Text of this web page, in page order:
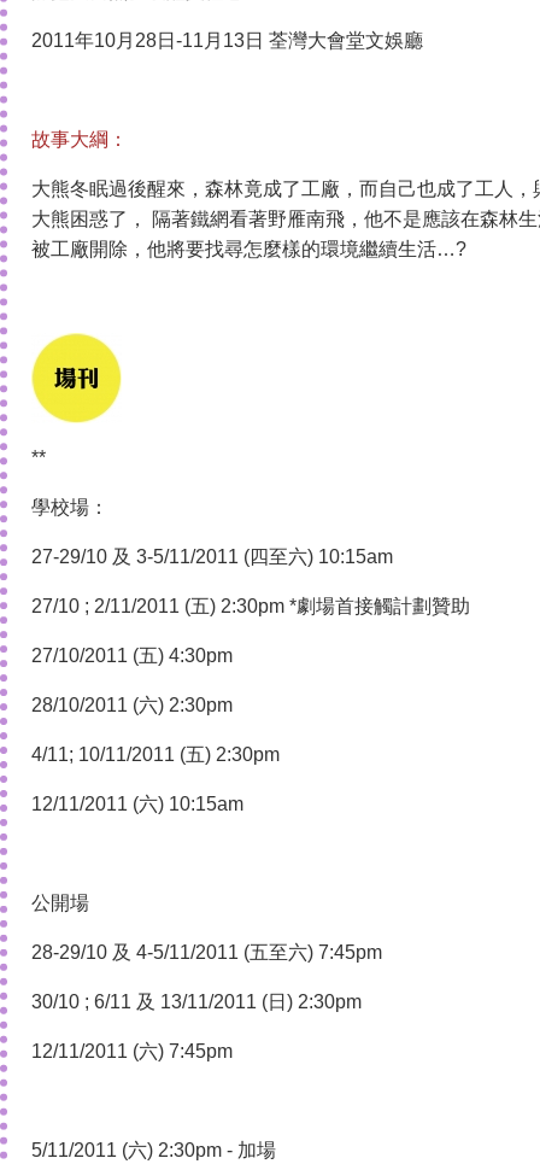
2011年10月28日-11月13日 荃灣大會堂文娛廳
故事大綱：
大熊冬眠過後醒來，森林竟成了工廠，而自己也成了工人
大熊困惑了， 隔著鐵網看著野雁南飛，他不是應該在森林
被工廠開除，他將要找尋怎麼樣的環境繼續生活…?
**
學校場：
27-29/10 及 3-5/11/2011 (四至六) 10:15am
27/10 ; 2/11/2011 (五) 2:30pm *劇場首接觸計劃贊助
27/10/2011 (五) 4:30pm
28/10/2011 (六) 2:30pm
4/11; 10/11/2011 (五) 2:30pm
12/11/2011 (六) 10:15am
公開場
28-29/10 及 4-5/11/2011 (五至六) 7:45pm
30/10 ; 6/11 及 13/11/2011 (日) 2:30pm
12/11/2011 (六) 7:45pm
5/11/2011 (六) 2:30pm - 加場